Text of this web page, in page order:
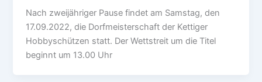
Nach zweijähriger Pause findet am Samstag, den
17.09.2022, die Dorfmeisterschaft der Kettiger
Hobbyschützen statt. Der Wettstreit um die Titel
beginnt um 13.00 Uhr